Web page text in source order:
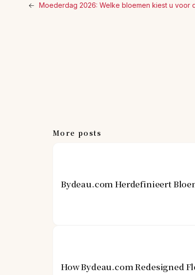
← Moederdag 2026: Welke bloemen kiest u voor
More posts
Bydeau.com Herdefinieert
How Bydeau.com Redesigned